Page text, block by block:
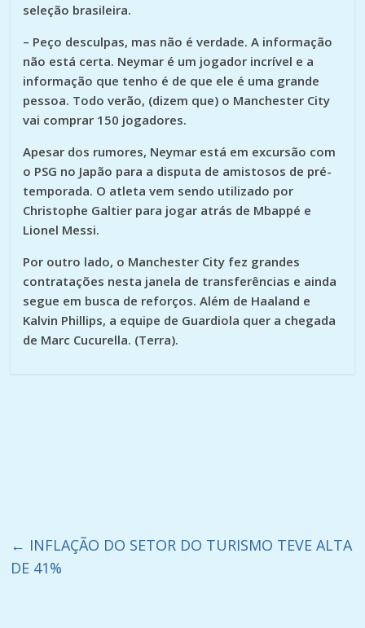
seleção brasileira.
– Peço desculpas, mas não é verdade. A informação
não está certa. Neymar é um jogador incrível e a
informação que tenho é de que ele é uma grande
pessoa. Todo verão, (dizem que) o Manchester City
vai comprar 150 jogadores.
Apesar dos rumores, Neymar está em excursão com
o PSG no Japão para a disputa de amistosos de pré-
temporada. O atleta vem sendo utilizado por
Christophe Galtier para jogar atrás de Mbappé e
Lionel Messi.
Por outro lado, o Manchester City fez grandes
contratações nesta janela de transferências e ainda
segue em busca de reforços. Além de Haaland e
Kalvin Phillips, a equipe de Guardiola quer a chegada
de Marc Cucurella. (Terra).
← INFLAÇÃO DO SETOR DO TURISMO TEVE ALTA
DE 41%